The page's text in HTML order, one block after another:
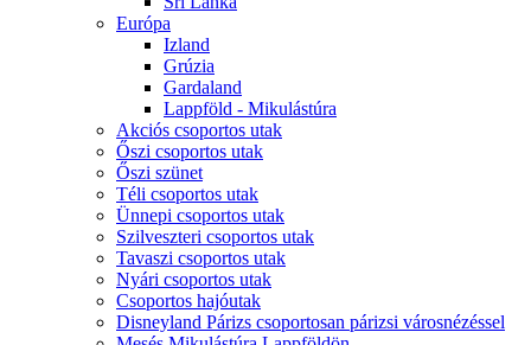
Európa
Izland
Grúzia
Gardaland
Lappföld - Mikulástúra
Akciós csoportos utak
Őszi csoportos utak
Őszi szünet
Téli csoportos utak
Ünnepi csoportos utak
Szilveszteri csoportos utak
Tavaszi csoportos utak
Nyári csoportos utak
Csoportos hajóutak
Disneyland Párizs csoportosan párizsi városnézéssel